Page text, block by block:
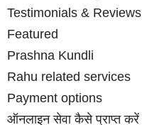
Testimonials & Reviews
Featured
Prashna Kundli
Rahu related services
Payment options
ऑनलाइन सेवा कैसे प्राप्‍त करें